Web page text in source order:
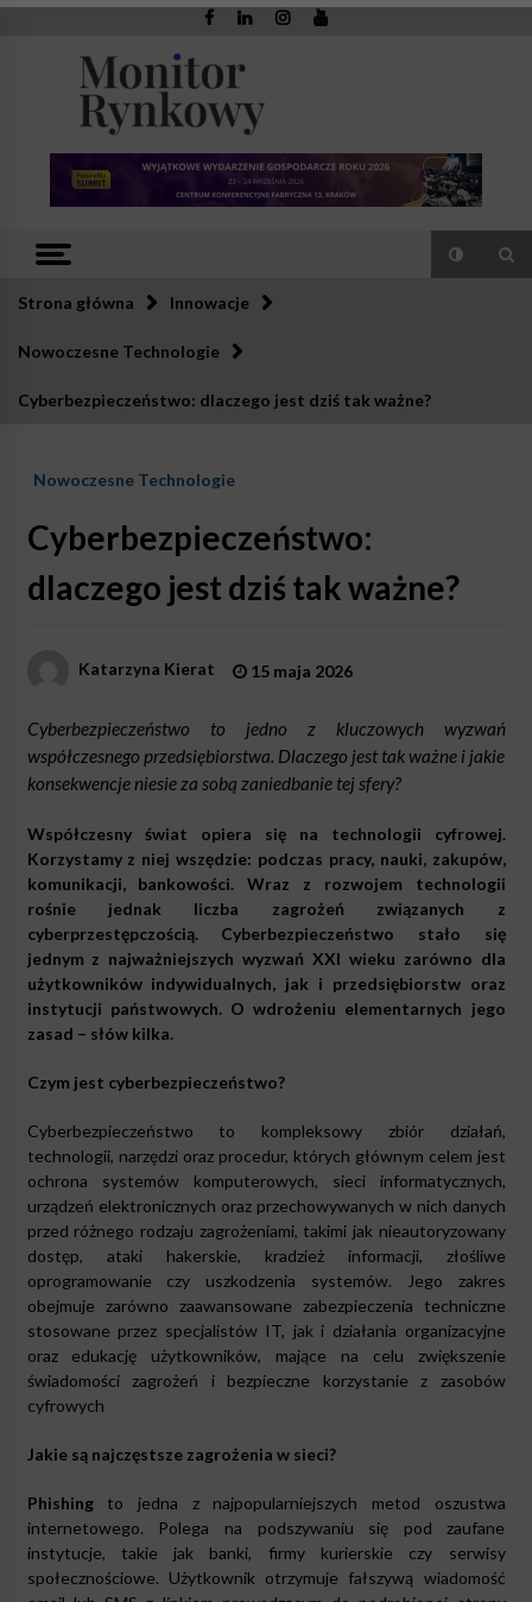
Skip
Monitor
Rynkowy
Strona główna Innowacje
Nowoczesne Technologie
Cyberbezpieczeństwo: dlaczego jest dziś tak ważne?
Nowoczesne Technologie
Cyberbezpieczeństwo:
dlaczego jest dziś tak ważne?
Katarzyna Kierat 15 maja 2026
Cyberbezpieczeństwo to jedno z kluczowych wyzwań
współczesnego przedsiębiorstwa. Dlaczego jest tak ważne i jakie
konsekwencje niesie za sobą zaniedbanie tej sfery?
Współczesny świat opiera się na technologii cyfrowej.
Korzystamy z niej wszędzie: podczas pracy, nauki, zakupów,
komunikacji, bankowości. Wraz z rozwojem technologii
rośnie jednak liczba zagrożeń związanych z
cyberprzestępczością. Cyberbezpieczeństwo stało się
jednym z najważniejszych wyzwań XXI wieku zarówno dla
użytkowników indywidualnych, jak i przedsiębiorstw oraz
instytucji państwowych. O wdrożeniu elementarnych jego
zasad – słów kilka.
Czym jest cyberbezpieczeństwo?
Cyberbezpieczeństwo to kompleksowy zbiór działań,
technologii, narzędzi oraz procedur, których głównym celem jest
ochrona systemów komputerowych, sieci informatycznych,
urządzeń elektronicznych oraz przechowywanych w nich danych
przed różnego rodzaju zagrożeniami, takimi jak nieautoryzowany
dostęp, ataki hakerskie, kradzież informacji, złośliwe
oprogramowanie czy uszkodzenia systemów. Jego zakres
obejmuje zarówno zaawansowane zabezpieczenia techniczne
stosowane przez specjalistów IT, jak i działania organizacyjne
oraz edukację użytkowników, mające na celu zwiększenie
świadomości zagrożeń i bezpieczne korzystanie z zasobów
cyfrowych
Jakie są najczęstsze zagrożenia w sieci?
Phishing to jedna z najpopularniejszych metod oszustwa
internetowego. Polega na podszywaniu się pod zaufane
instytucje, takie jak banki, firmy kurierskie czy serwisy
społecznościowe. Użytkownik otrzymuje fałszywą wiadomość